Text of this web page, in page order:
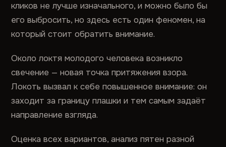
кликов не лучше изначального, и можно было бы
его выбросить, но здесь есть один феномен, на
который стоит обратить внимание.
Около локтя молодого человека возникло
свечение — новая точка притяжения взора.
Локоть вызвал к себе повышенное внимание: он
заходит за границу плашки и тем самым задаёт
направление взгляда.
Оценка всех вариантов, анализ пятен разной